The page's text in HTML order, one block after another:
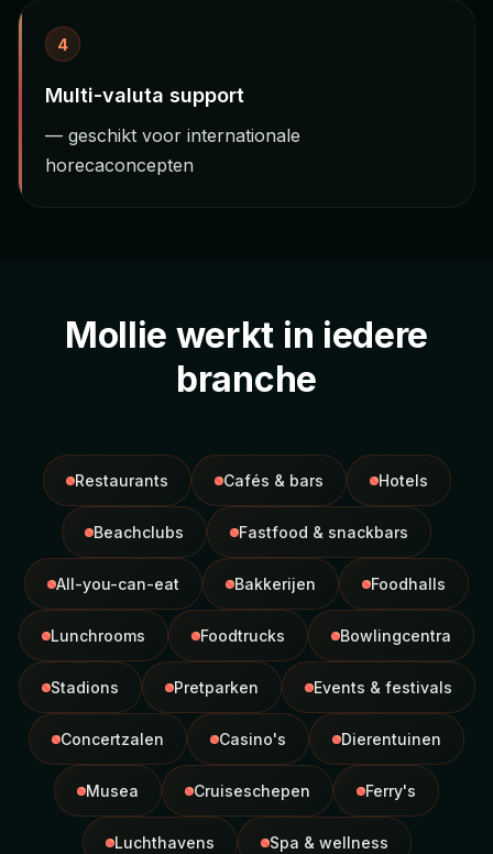
4
Multi-valuta support
— geschikt voor internationale
horecaconcepten
Mollie werkt in iedere
branche
Restaurants Cafés & bars Hotels
Beachclubs Fastfood & snackbars
All-you-can-eat Bakkerijen Foodhalls
Lunchrooms Foodtrucks Bowlingcentra
Stadions Pretparken Events & festivals
Concertzalen Casino's Dierentuinen
Musea Cruiseschepen Ferry's
Luchthavens Spa & wellness